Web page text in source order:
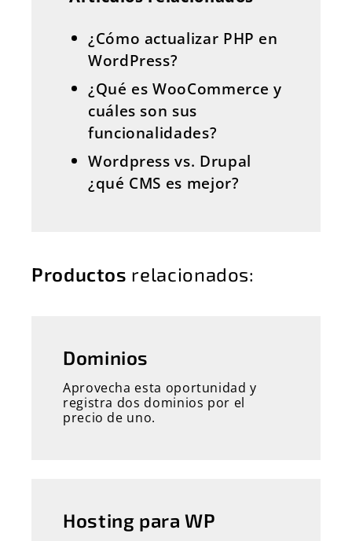
¿Cómo actualizar PHP en
WordPress?
¿Qué es WooCommerce y
cuáles son sus
funcionalidades?
Wordpress vs. Drupal
¿qué CMS es mejor?
Productos relacionados:
Dominios
Aprovecha esta oportunidad y
registra dos dominios por el
precio de uno.
Hosting para WP